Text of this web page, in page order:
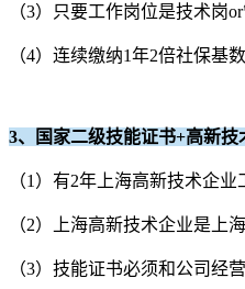
（3）只要工作岗位是技术岗
（4）连续缴纳1年2倍社保基
3、国家二级技能证书+高新
（1）有2年上海高新技术企业
（2）上海高新技术企业是上
（3）技能证书必须和公司经